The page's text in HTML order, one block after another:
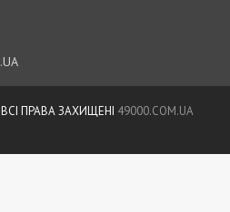
ПРАВА ЗАХИЩЕНІ 49000.COM.UA